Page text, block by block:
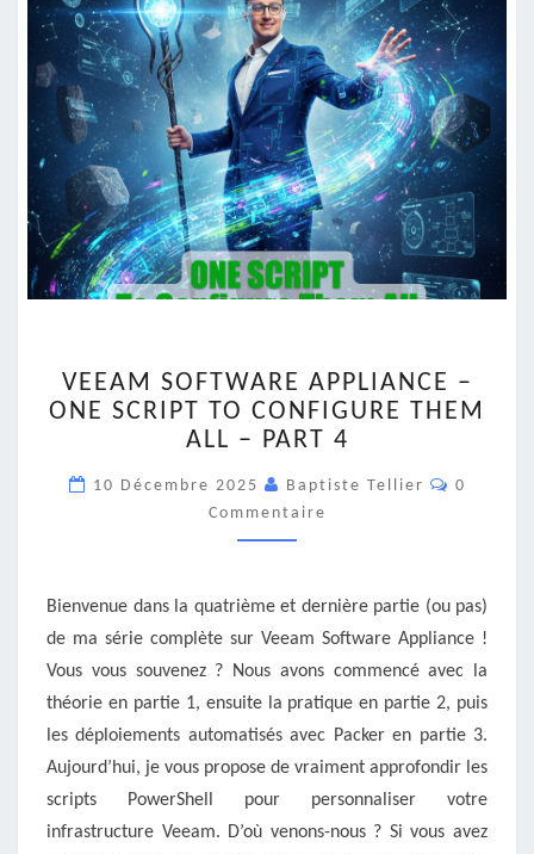
SOFTWARE
APPLIANCE
–
SCRIPT
TO
CONFIGURE
ALL
PART
4
VEEAM SOFTWARE APPLIANCE –
ONE SCRIPT TO CONFIGURE THEM
ALL – PART 4
10 Décembre 2025 Baptiste Tellier
0
Commentaire
Bienvenue dans la quatrième et dernière partie (ou pas)
de ma série complète sur Veeam Software Appliance !
Vous vous souvenez ? Nous avons commencé avec la
théorie en partie 1, ensuite la pratique en partie 2, puis
les déploiements automatisés avec Packer en partie 3.
Aujourd’hui, je vous propose de vraiment approfondir les
scripts PowerShell pour personnaliser votre
infrastructure Veeam. D’où venons-nous ? Si vous avez